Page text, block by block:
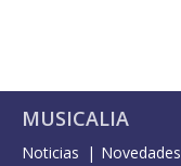
MUSICALIA
Noticias Novedades